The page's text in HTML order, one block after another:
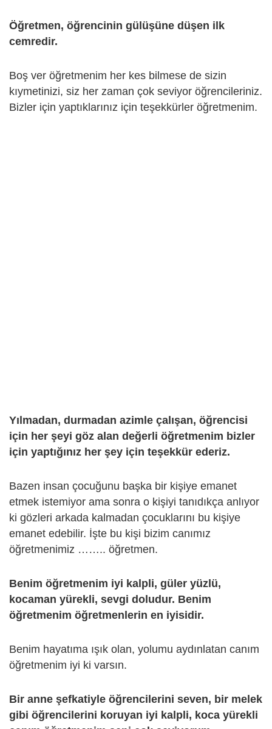
Öğretmen, öğrencinin gülüşüne düşen ilk
cemredir.
Boş ver öğretmenim her kes bilmese de sizin
kıymetinizi, siz her zaman çok seviyor öğrencileriniz.
Bizler için yaptıklarınız için teşekkürler öğretmenim.
Yılmadan, durmadan azimle çalışan, öğrencisi
için her şeyi göz alan değerli öğretmenim bizler
için yaptığınız her şey için teşekkür ederiz.
Bazen insan çocuğunu başka bir kişiye emanet
etmek istemiyor ama sonra o kişiyi tanıdıkça anlıyor
ki gözleri arkada kalmadan çocuklarını bu kişiye
emanet edebilir. İşte bu kişi bizim canımız
öğretmenimiz …….. öğretmen.
Benim öğretmenim iyi kalpli, güler yüzlü,
kocaman yürekli, sevgi doludur. Benim
öğretmenim öğretmenlerin en iyisidir.
Benim hayatıma ışık olan, yolumu aydınlatan canım
öğretmenim iyi ki varsın.
Bir anne şefkatiyle öğrencilerini seven, bir melek
gibi öğrencilerini koruyan iyi kalpli, koca yürekli